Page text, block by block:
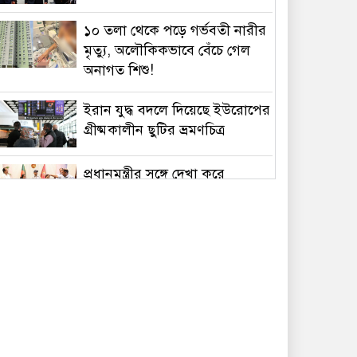
১০ তলা থেকে পড়ে গর্ভবতী নারীর
মৃত্যু, অলৌকিকভাবে বেঁচে গেল
অনাগত শিশু!
ইরান যুদ্ধ বদলে দিয়েছে ইউরোপের
গ্রীষ্মকালীন ছুটির ভ্রমণচিত্র
প্রধানমন্ত্রীর সঙ্গে দেখা করে